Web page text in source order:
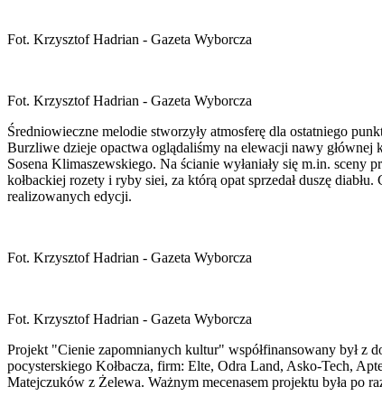
Fot. Krzysztof Hadrian - Gazeta Wyborcza
Fot. Krzysztof Hadrian - Gazeta Wyborcza
Średniowieczne melodie stworzyły atmosferę dla ostatniego
Burzliwe dzieje opactwa oglądaliśmy na elewacji nawy głównej
Sosena Klimaszewskiego. Na ścianie wyłaniały się m.in.
kołbackiej rozety i ryby siei, za którą opat sprzedał duszę
realizowanych edycji.
Fot. Krzysztof Hadrian - Gazeta Wyborcza
Fot. Krzysztof Hadrian - Gazeta Wyborcza
Projekt "Cienie zapomnianych kultur" współfinansowany był z
pocysterskiego Kołbacza, firm: Elte, Odra Land, Asko-Tech,
Matejczuków z Żelewa. Ważnym mecenasem projektu była po